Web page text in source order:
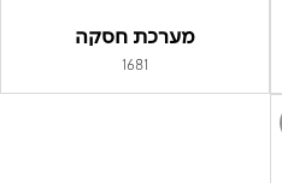
מערכת חסקה
1681